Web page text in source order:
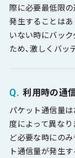
際に必要最低限
発生することは
いない時にバッ
ため、激しくバッ
利用時の通
パケット通信量
度によって異な
ど必要な時にの
ト通信量が発生